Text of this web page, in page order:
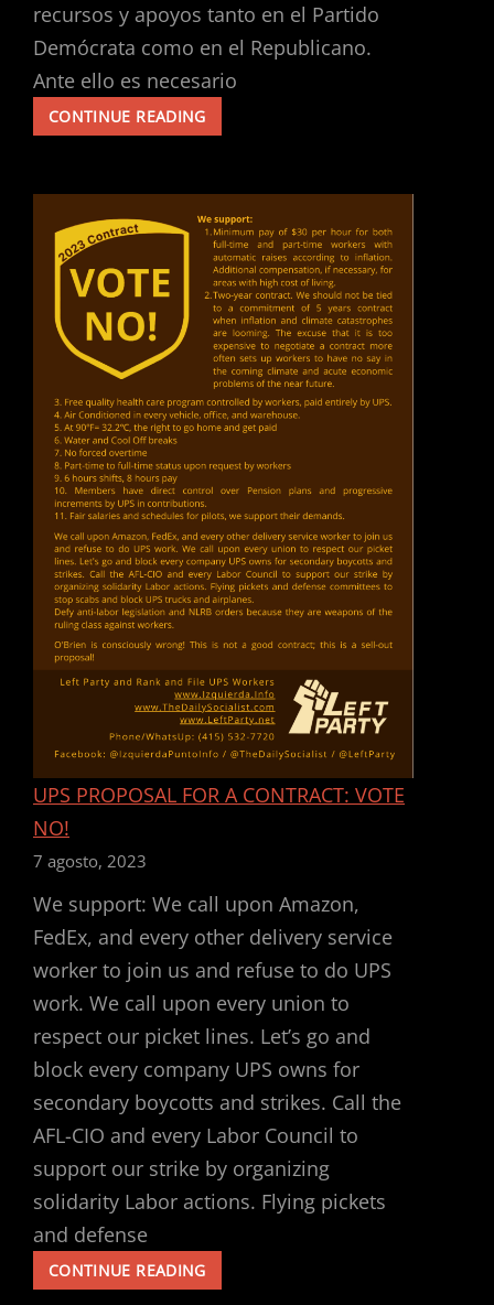
recursos y apoyos tanto en el Partido
Demócrata como en el Republicano.
Ante ello es necesario
CONTINUE READINGEL
PARTIDO
LA
HUELGA
DE
UAW:
¡TODO
EL
APOYO
HASTA
EL
TRIUNFO!
POR
OCUPACIONES
DE
FÁBRICA,
PIQUETES
MASIVOS,
SOLIDARIDAD
TODO
MOVIMIENTO
OBRERO
UPS PROPOSAL FOR A CONTRACT: VOTE
NO!
7 agosto, 2023
We support: We call upon Amazon,
FedEx, and every other delivery service
worker to join us and refuse to do UPS
work. We call upon every union to
respect our picket lines. Let’s go and
block every company UPS owns for
secondary boycotts and strikes. Call the
AFL-CIO and every Labor Council to
support our strike by organizing
solidarity Labor actions. Flying pickets
and defense
CONTINUE READINGUPS
PROPOSAL